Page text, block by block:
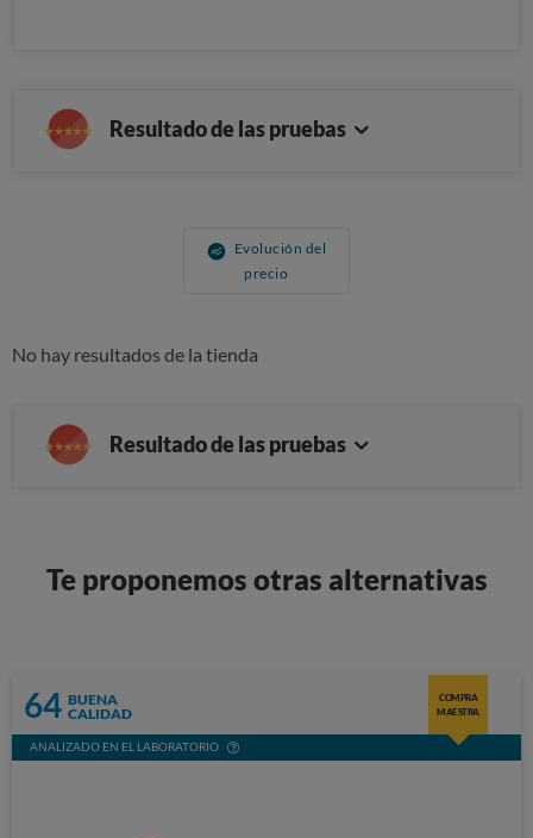
Resultado de las pruebas
Evolución del
precio
No hay resultados de la tienda
Resultado de las pruebas
Te proponemos otras alternativas
64 BUENA
CALIDAD
COMPRA
MAESTRA
ANALIZADO EN EL LABORATORIO